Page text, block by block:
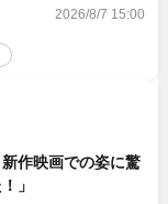
レあり）2026/8/7 15:00
作映画での姿に驚
」